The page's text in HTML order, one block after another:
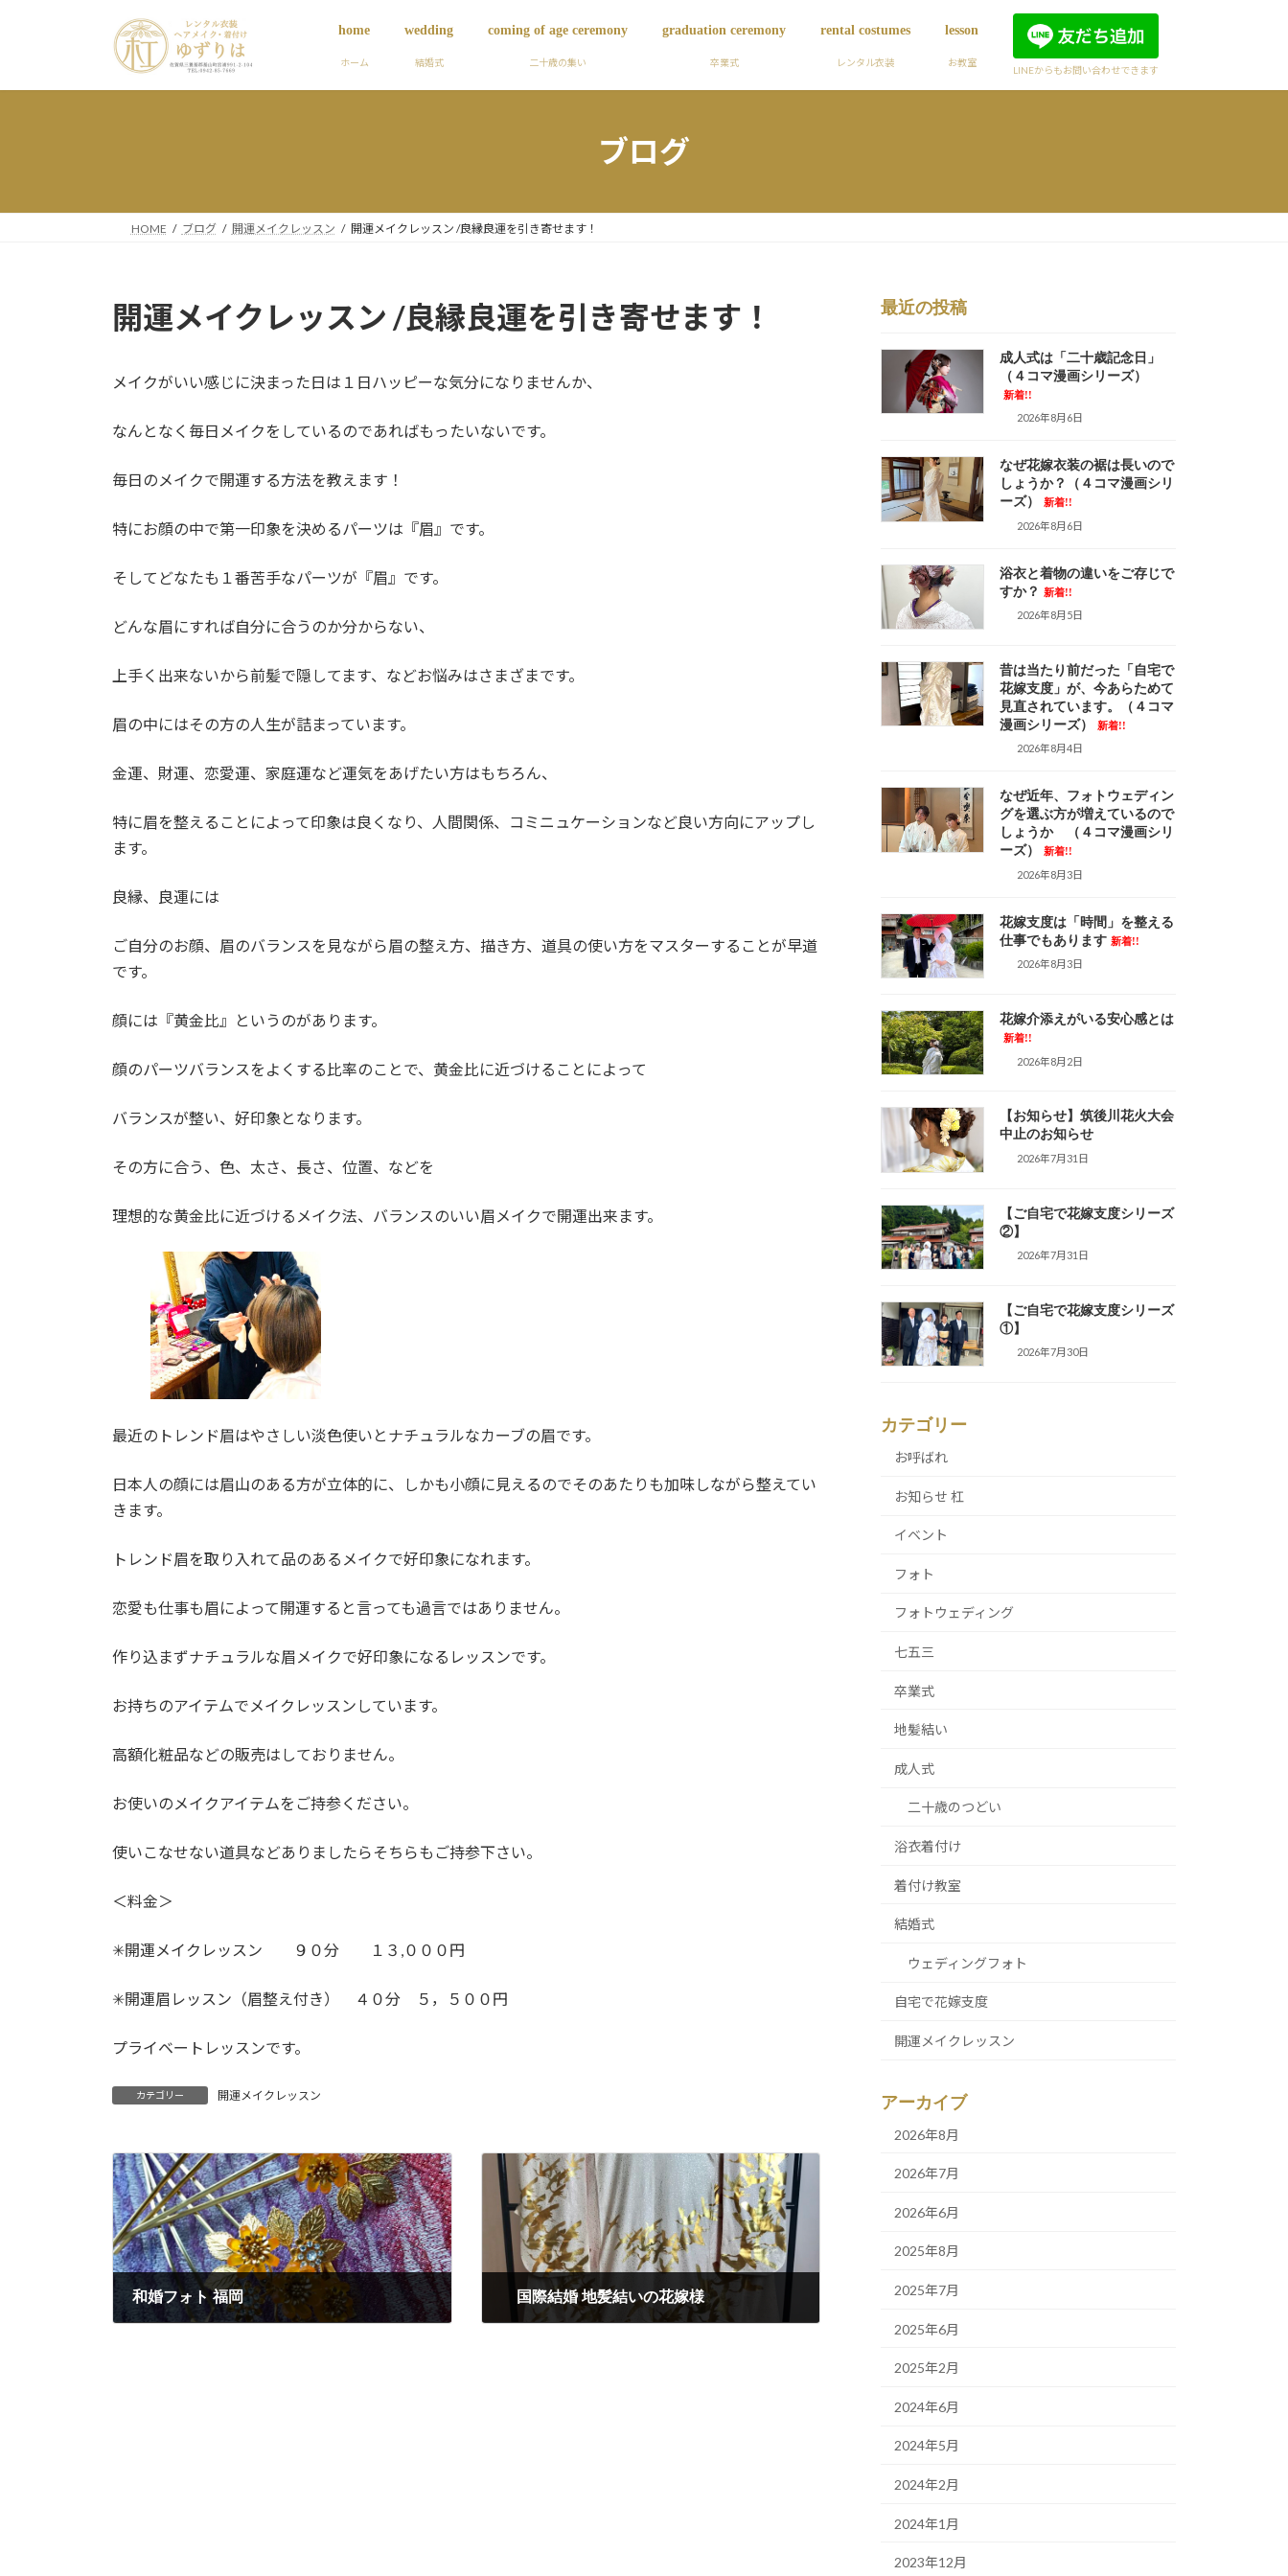
プ
動
home
ホーム
wedding
結婚式
coming of age ceremony
二十歳の集い
graduation ceremony
卒業式
rental costumes
レンタル衣装
lesson
お教室
LINEからもお問い合わせできます
ブログ
HOME ブログ 開運メイクレッスン 開運メイクレッスン /良縁良運を引き寄せます！
開運メイクレッスン /良縁良運を引き寄せます！
メイクがいい感じに決まった日は１日ハッピーな気分になりませんか、
なんとなく毎日メイクをしているのであればもったいないです。
毎日のメイクで開運する方法を教えます！
特にお顔の中で第一印象を決めるパーツは『眉』です。
そしてどなたも１番苦手なパーツが『眉』です。
どんな眉にすれば自分に合うのか分からない、
上手く出来ないから前髪で隠してます、などお悩みはさまざまです。
眉の中にはその方の人生が詰まっています。
金運、財運、恋愛運、家庭運など運気をあげたい方はもちろん、
特に眉を整えることによって印象は良くなり、人間関係、コミニュケーションなど良い方向にアップし
ます。
良縁、良運には
ご自分のお顔、眉のバランスを見ながら眉の整え方、描き方、道具の使い方をマスターすることが早道
です。
顔には『黄金比』というのがあります。
顔のパーツバランスをよくする比率のことで、黄金比に近づけることによって
バランスが整い、好印象となります。
その方に合う、色、太さ、長さ、位置、などを
理想的な黄金比に近づけるメイク法、バランスのいい眉メイクで開運出来ます。
最近のトレンド眉はやさしい淡色使いとナチュラルなカーブの眉です。
日本人の顔には眉山のある方が立体的に、しかも小顔に見えるのでそのあたりも加味しながら整えてい
きます。
トレンド眉を取り入れて品のあるメイクで好印象になれます。
恋愛も仕事も眉によって開運すると言っても過言ではありません。
作り込まずナチュラルな眉メイクで好印象になるレッスンです。
お持ちのアイテムでメイクレッスンしています。
高額化粧品などの販売はしておりません。
お使いのメイクアイテムをご持参ください。
使いこなせない道具などありましたらそちらもご持参下さい。
＜料金＞
✳︎開運メイクレッスン ９０分 １３,０００円
✳︎開運眉レッスン（眉整え付き） ４０分 ５，５００円
プライベートレッスンです。
カテゴリー 開運メイクレッスン
和婚フォト 福岡 国際結婚 地髪結いの花嫁様
最近の投稿
成人式は「二十歳記念日」
（４コマ漫画シリーズ）
新着!!
2026年8月6日
なぜ花嫁衣装の裾は長いので
しょうか？（４コマ漫画シリ
ーズ）
新着!!
2026年8月6日
浴衣と着物の違いをご存じで
すか？
新着!!
2026年8月5日
昔は当たり前だった「自宅で
花嫁支度」が、今あらためて
見直されています。（４コマ
漫画シリーズ）
新着!!
2026年8月4日
なぜ近年、フォトウェディン
グを選ぶ方が増えているので
しょうか （４コマ漫画シリ
ーズ）
新着!!
2026年8月3日
花嫁支度は「時間」を整える
仕事でもあります 新着!!
2026年8月3日
花嫁介添えがいる安心感とは
新着!!
2026年8月2日
【お知らせ】筑後川花火大会
中止のお知らせ
2026年7月31日
【ご自宅で花嫁支度シリーズ
②】
2026年7月31日
【ご自宅で花嫁支度シリーズ
①】
2026年7月30日
カテゴリー
お呼ばれ
お知らせ 杠
イベント
フォト
フォトウェディング
七五三
卒業式
地髪結い
成人式
二十歳のつどい
浴衣着付け
着付け教室
結婚式
ウェディングフォト
自宅で花嫁支度
開運メイクレッスン
アーカイブ
2026年8月
2026年7月
2026年6月
2025年8月
2025年7月
2025年6月
2025年2月
2024年6月
2024年5月
2024年2月
2024年1月
2023年12月